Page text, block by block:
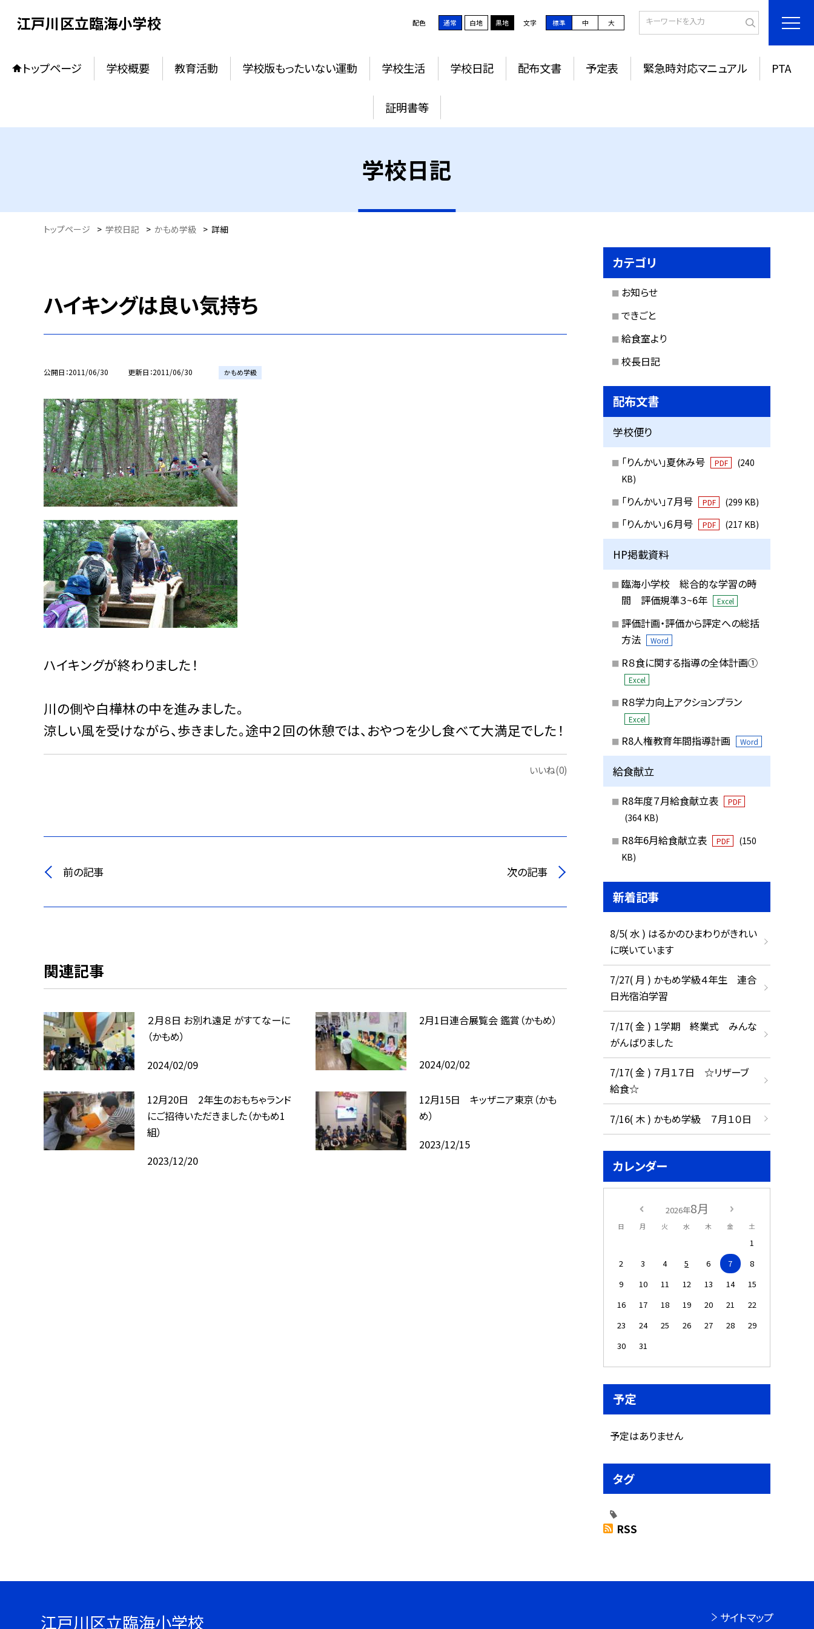
江戸川区立臨海小学校 配色 通常 白地 黒地 文字 標準 中 大
トップページ 学校概要 教育活動 学校版もったいない運動 学校生活 学校日記 配布文書 予定表 緊急時対応マニュアル PTA
証明書等
学校日記
トップページ > 学校日記 > かもめ学級 > 詳細
ハイキングは良い気持ち
公開日 2011/06/30 更新日 2011/06/30 かもめ学級
ハイキングが終わりました！
川の側や白樺林の中を進みました。
涼しい風を受けながら、歩きました。途中２回の休憩では、おやつを少し食べて大満足でした！
いいね(0)
前の記事 次の記事
関連記事
２月８日 お別れ遠足 がすてなーに
（かもめ）
2024/02/09
2月1日連合展覧会 鑑賞（かもめ）
2024/02/02
12月20日 2年生のおもちゃランド
にご招待いただきました（かもめ1
組）
2023/12/20
12月15日 キッザニア東京（かも
め）
2023/12/15
カテゴリ
お知らせ
できごと
給食室より
校長日記
配布文書
学校便り
「りんかい」夏休み号 PDF
(240
KB)
「りんかい」７月号 PDF (299 KB)
「りんかい」６月号 PDF (217 KB)
HP掲載資料
臨海小学校 総合的な学習の時
間 評価規準３~6年
Excel
評価計画・評価から評定への総括
方法
Word
R８食に関する指導の全体計画①
Excel
R８学力向上アクションプラン
Excel
R8人権教育年間指導計画 Word
給食献立
R8年度７月給食献立表 PDF
(364 KB)
R8年6月給食献立表 PDF
(150
KB)
新着記事
8/5( 水 ) はるかのひまわりがきれい
に咲いています
7/27( 月 ) かもめ学級４年生 連合
日光宿泊学習
7/17( 金 ) １学期 終業式 みんな
がんばりました
7/17( 金 ) ７月１７日 ☆リザーブ
給食☆
7/16( 木 ) かもめ学級 ７月１０日
カレンダー
2026年8月
日 月 火 水 木 金 土
1
2
3 4 5 6 7
8
9
10 11 12 13 14
15
16
17 18 19 20 21
22
23
24 25 26 27 28
29
30
31
予定
予定はありません
タグ
RSS
江戸川区立臨海小学校 サイトマップ